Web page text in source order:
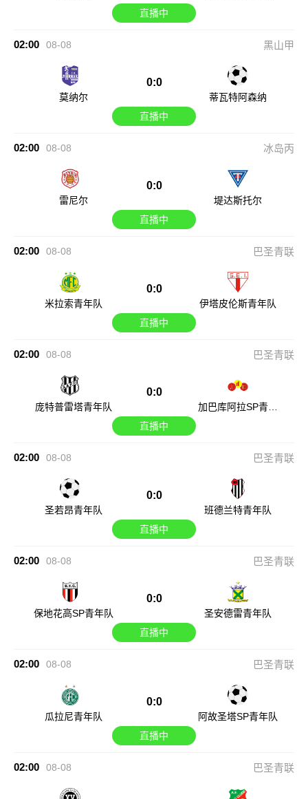
直播中
02:00 08-08 黑山甲
莫纳尔
0:0
蒂瓦特阿森纳
直播中
02:00 08-08 冰岛丙
雷尼尔
0:0
堤达斯托尔
直播中
02:00 08-08 巴圣青联
米拉索青年队
0:0
伊塔皮伦斯青年队
直播中
02:00 08-08 巴圣青联
庞特普雷塔青年队
0:0
加巴库阿拉SP青年
直播中
02:00 08-08 巴圣青联
圣若昂青年队
0:0
班德兰特青年队
直播中
02:00 08-08 巴圣青联
保地花高SP青年队
0:0
圣安德雷青年队
直播中
02:00 08-08 巴圣青联
瓜拉尼青年队
0:0
阿故圣塔SP青年队
直播中
02:00 08-08 巴圣青联